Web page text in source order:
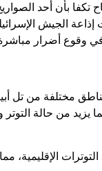
بأن أحد
إذاعة الجيش
وقوع أضرار
مختلفة من تل
يزيد من حالة